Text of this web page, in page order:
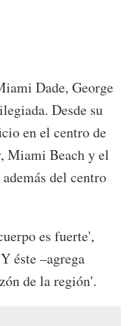
Dade, George
Desde su
en el centro de
Miami Beach y el
del centro
es fuerte',
éste –agrega
de la región'.